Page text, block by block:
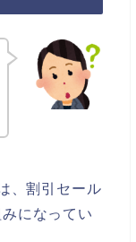
、割引セール
になってい